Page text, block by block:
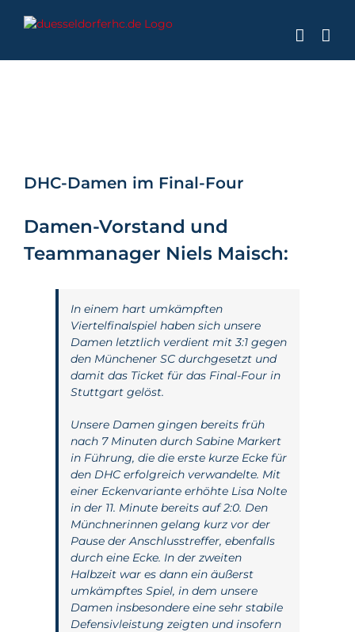
Inhalt
Bild
DHC-Damen im Final-Four
Damen-Vorstand und
Teammanager Niels Maisch:
In einem hart umkämpften
Viertelfinalspiel haben sich unsere
Damen letztlich verdient mit 3:1 gegen
den Münchener SC durchgesetzt und
damit das Ticket für das Final-Four in
Stuttgart gelöst.
Unsere Damen gingen bereits früh
nach 7 Minuten durch Sabine Markert
in Führung, die die erste kurze Ecke für
den DHC erfolgreich verwandelte. Mit
einer Eckenvariante erhöhte Lisa Nolte
in der 11. Minute bereits auf 2:0. Den
Münchnerinnen gelang kurz vor der
Pause der Anschlusstreffer, ebenfalls
durch eine Ecke. In der zweiten
Halbzeit war es dann ein äußerst
umkämpftes Spiel, in dem unsere
Damen insbesondere eine sehr stabile
Defensivleistung zeigten und insofern